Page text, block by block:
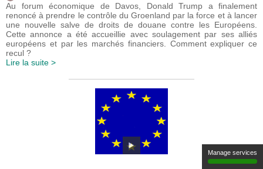
Au forum économique de Davos, Donald Trump a finalement
renoncé à prendre le contrôle du Groenland par la force et à lancer
une nouvelle salve de droits de douane contre les Européens.
Cette annonce a été accueillie avec soulagement par ses alliés
européens et par les marchés financiers. Comment expliquer ce
recul ?
Lire la suite >
Manage services